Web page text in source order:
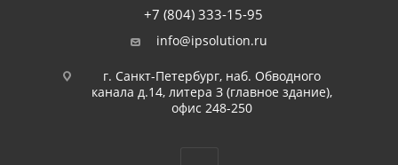
+7 (804) 333-15-95
info@ipsolution.ru
г. Санкт-Петербург, наб. Обводного
канала д.14, литера З (главное здание),
офис 248-250